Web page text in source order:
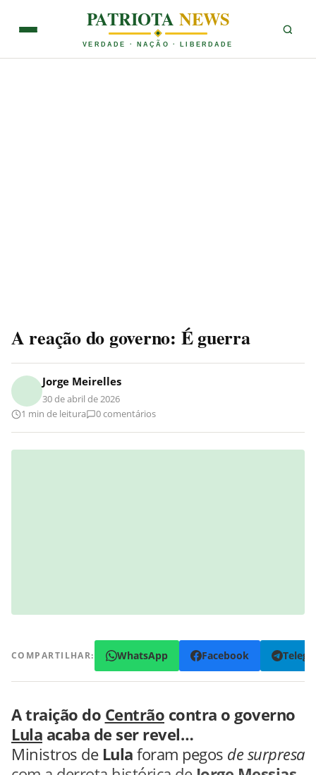
PATRIOTANEWS
VERDADE · NAÇÃO · LIBERDADE
A reação do governo: É guerra
Jorge Meirelles
30 de abril de 2026
1 min de leitura
0 comentários
COMPARTILHAR: WhatsApp Facebook
A traição do Centrão contra o governo
Lula acaba de ser revel…
Ministros de Lula foram pegos de surpresa